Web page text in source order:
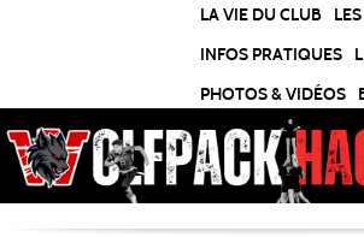
LA VIE DU CLUB
INFOS PRATIQUES
PHOTOS & VIDÉOS
Panneau de gestion des cookies